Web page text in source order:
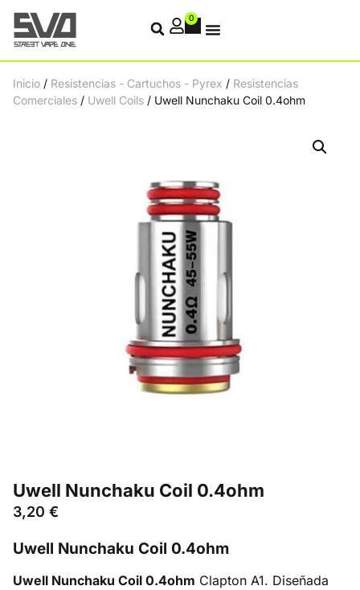
0
Inicio / Resistencias - Cartuchos - Pyrex / Resistencias
Comerciales / Uwell Coils / Uwell Nunchaku Coil 0.4ohm
Uwell Nunchaku Coil 0.4ohm
3,20 €
Uwell Nunchaku Coil 0.4ohm
Uwell Nunchaku Coil 0.4ohm Clapton A1. Diseñada